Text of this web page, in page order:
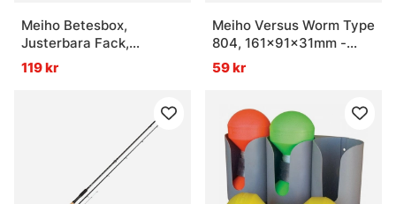
Meiho Betesbox,
Justerbara Fack,
205x145x60mm - Clear
119 kr
Meiho Versus Worm Type
804, 161x91x31mm -
Black
59 kr